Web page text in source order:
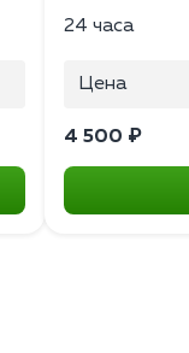
24 часа
Цена
4 500 ₽